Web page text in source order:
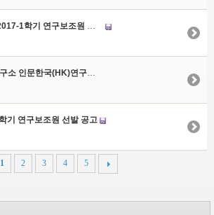
(추가)[불교문화연구소 2017-1학기 연구보조원 선발 공고]
[금강대학교 불교문화연구소 인문한국(HK)연구센터 2017년 시민강좌 개설 안내]
기 연구보조원 선발 공고
1 2 3 4 5